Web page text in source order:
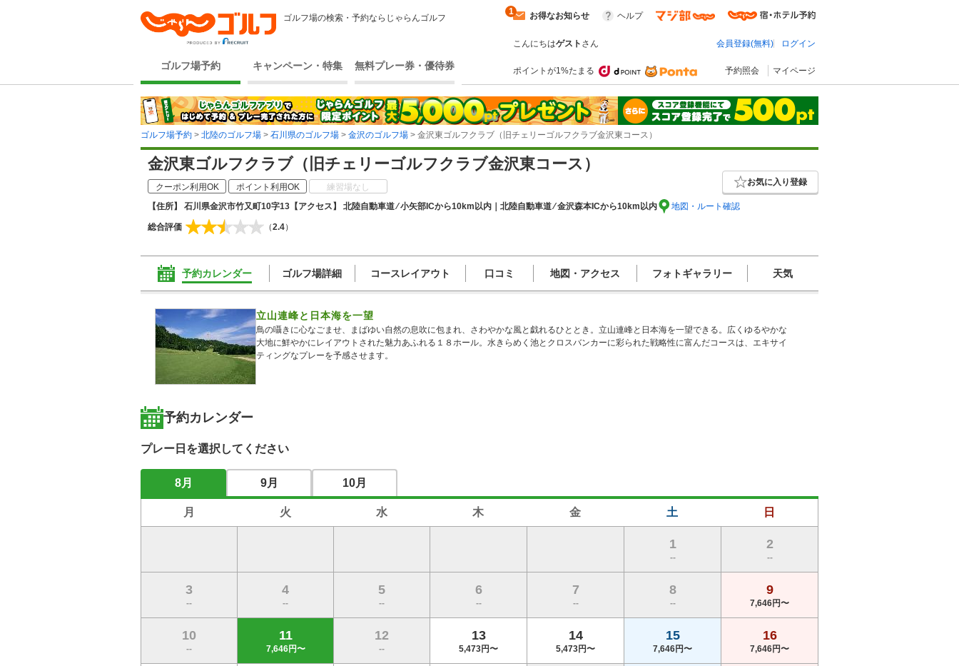
ゴルフ場の検索・予約ならじゃらんゴルフ
ゴルフ場予約 キャンペーン・特集 無料プレー券・優待券
お得なお知らせ
1 ヘルプ
こんにちはゲスト さん 会員登録(無料) ログイン
ポイントが1%たまる 予約照会 マイページ
ゴルフ場予約 > 北陸のゴルフ場 > 石川県のゴルフ場 > 金沢のゴルフ場 > 金沢東ゴルフクラブ（旧チェリーゴルフクラブ金沢東コース）
金沢東ゴルフクラブ（旧チェリーゴルフクラブ金沢東コース）
クーポン利用OK ポイント利用OK 練習場なし
お気に入り登録
【住所】 石川県金沢市竹又町10字13 【アクセス】 北陸自動車道 ⁄ 小矢部ICから10km以内｜北陸自動車道 ⁄ 金沢森本ICから10km以内 地図・ルート確認
総合評価 （2.4）
予約カレンダー ゴルフ場詳細 コースレイアウト 口コミ 地図・アクセス フォトギャラリー 天気
立山連峰と日本海を一望
鳥の囁きに心なごませ、まばゆい自然の息吹に包まれ、さわやかな風と戯れるひととき。立山連峰と日本海を一望できる。広くゆるやかな
大地に鮮やかにレイアウトされた魅力あふれる１８ホール。水きらめく池とクロスバンカーに彩られた戦略性に富んだコースは、エキサイ
ティングなプレーを予感させます。
予約カレンダー
プレー日を選択してください
8月 9月 10月
月 火 水 木 金 土 日
1
--
2
--
3
--
4
--
5
--
6
--
7
--
8
--
9
7,646円〜
10
--
11
7,646円〜
12
--
13
5,473円〜
14
5,473円〜
15
7,646円〜
16
7,646円〜